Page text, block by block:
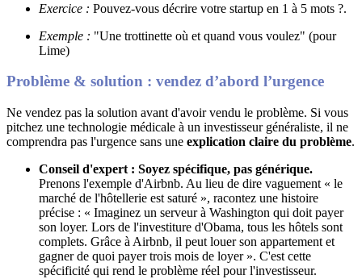
Exercice : Pouvez-vous décrire votre startup en 1 à 5 mots ?.
Exemple : "Une trottinette où et quand vous voulez" (pour
Lime)
Problème & solution : vendez d’abord l’urgence
Ne vendez pas la solution avant d'avoir vendu le problème. Si vous
pitchez une technologie médicale à un investisseur généraliste, il ne
comprendra pas l'urgence sans une explication claire du problème.
Conseil d'expert : Soyez spécifique, pas générique.
Prenons l'exemple d'Airbnb. Au lieu de dire vaguement « le
marché de l'hôtellerie est saturé », racontez une histoire
précise : « Imaginez un serveur à Washington qui doit payer
son loyer. Lors de l'investiture d'Obama, tous les hôtels sont
complets. Grâce à Airbnb, il peut louer son appartement et
gagner de quoi payer trois mois de loyer ». C'est cette
spécificité qui rend le problème réel pour l'investisseur.